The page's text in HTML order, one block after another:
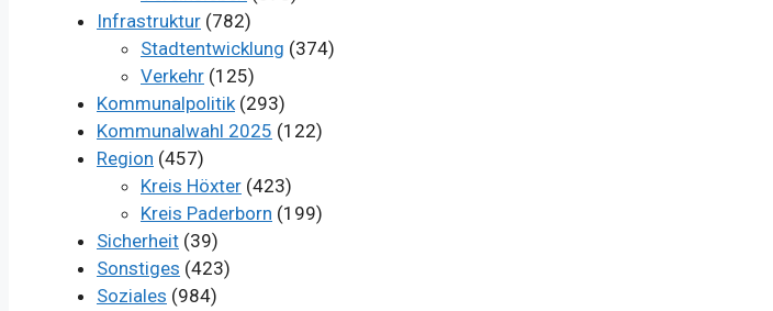
Infrastruktur (782)
Stadtentwicklung (374)
Verkehr (125)
Kommunalpolitik(293)
Kommunalwahl 2025 (122)
Region (457)
Kreis Höxter (423)
Kreis Paderborn (199)
Sicherheit (39)
Sonstiges (423)
Soziales (984)